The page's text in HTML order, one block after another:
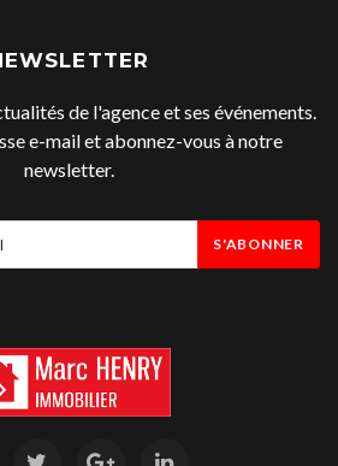
de l'agence et ses événements.
e-mail et abonnez-vous à notre
newsletter.
S'ABONNER